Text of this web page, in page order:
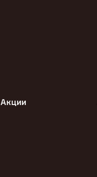
Акции